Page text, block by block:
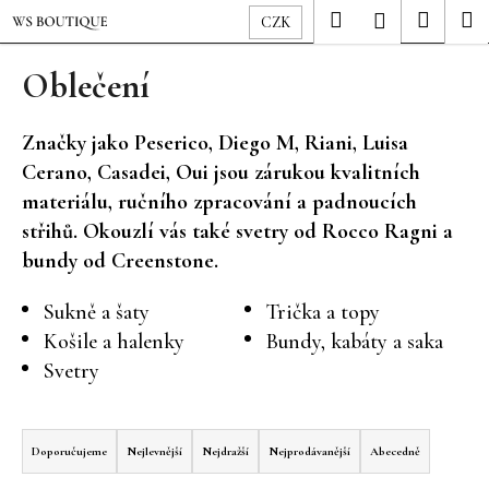
Přejít
na
obsah
CZK Hledat Přihlášení
Oblečení
Značky jako Peserico, Diego M, Riani, Luisa
Cerano, Casadei, Oui jsou zárukou kvalitních
materiálu, ručního zpracování a padnoucích
střihů. Okouzlí vás také svetry od Rocco Ragni a
bundy od Creenstone.
Sukně a šaty
Trička a topy
Košile a halenky
Bundy, kabáty a saka
Svetry
z
Doporučujeme Nejlevnější Nejdražší Nejprodávanější Abecedně
K
o
o
p
o
t
ř
b
u
j
t
e